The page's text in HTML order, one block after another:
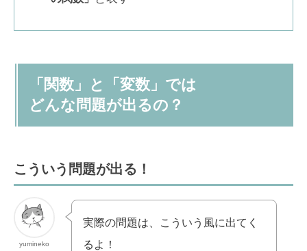
「関数」と「変数」では
どんな問題が出るの？
こういう問題が出る！
yumineko
実際の問題は、こういう風に出てく
るよ！